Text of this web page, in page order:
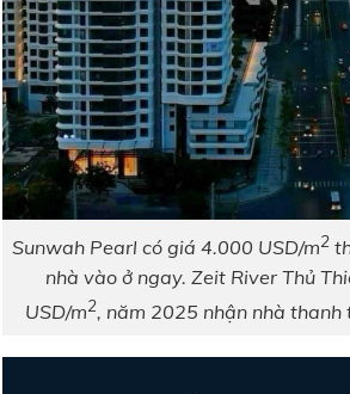
Sunwah Pearl có giá 4.000 USD/m2
nhà vào ở ngay. Zeit River Thủ
USD/m2, năm 2025 nhận nhà